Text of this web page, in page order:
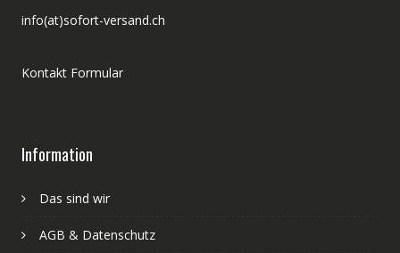
info(at)sofort-versand.ch
Kontakt Formular
Information
Das sind wir
AGB & Datenschutz